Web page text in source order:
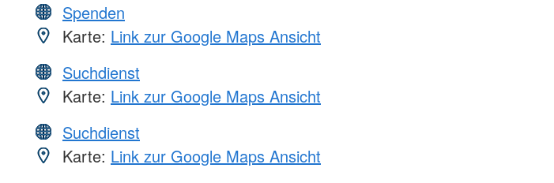
Spenden
Karte: Link zur Google Maps Ansicht
Suchdienst
Karte: Link zur Google Maps Ansicht
Suchdienst
Karte: Link zur Google Maps Ansicht